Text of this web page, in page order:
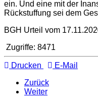
ein. Und eine mit der
Rückstuffung sei dem
BGH Urteil vom
Zugriffe: 8471
Drucken
E-Mail
Zurück
Weiter